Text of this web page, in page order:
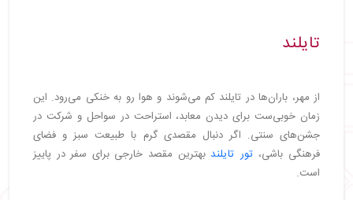
تایلند
از مهر، باران‌ها در تایلند کم می‌شوند و هوا رو به خنکی می‌رود. این
زمان خوبی‌ست برای دیدن معابد، استراحت در سواحل و شرکت در
جشن‌های سنتی. اگر دنبال مقصدی گرم با طبیعت سبز و فضای
فرهنگی باشی، تور تایلند بهترین مقصد خارجی برای سفر در پاییز
است.